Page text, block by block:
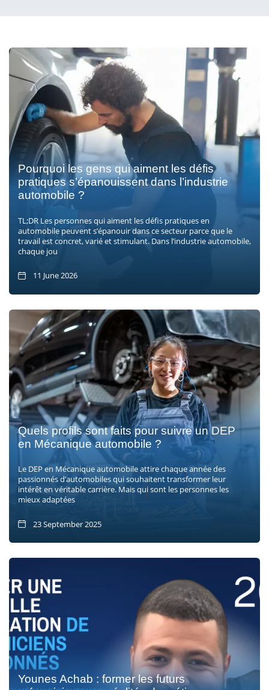
Pourquoi les gens qui aiment les défis
pratiques s’épanouissent dans l’industrie
automobile ?
TL;DR Les personnes qui aiment les défis pratiques en
automobile peuvent s’épanouir dans ce secteur parce que le
travail est concret, varié et stimulant. Dans l’industrie automobile,
chaque jou
11 June 2026
Quels profils sont faits pour suivre un DEP
en Mécanique automobile ?
Le DEP en Mécanique automobile attire chaque année des
passionnés d’automobiles qui souhaitent transformer leur
intérêt en véritable carrière. Mais qui sont les personnes les
mieux adaptées
23 September 2025
Younes Achab : former les futurs